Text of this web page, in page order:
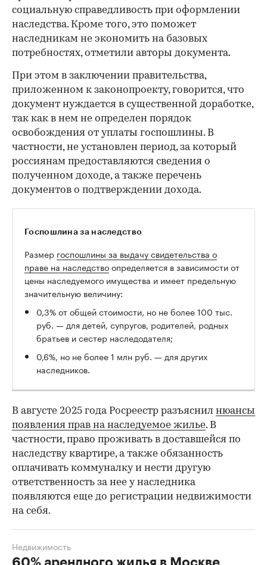
социальную справедливость при оформлении
наследства. Кроме того, это поможет
наследникам не экономить на базовых
потребностях, отметили авторы документа.
При этом в заключении правительства,
приложенном к законопроекту, говорится, что
документ нуждается в существенной доработке,
так как в нем не определен порядок
освобождения от уплаты госпошлины. В
частности, не установлен период, за который
россиянам предоставляются сведения о
полученном доходе, а также перечень
документов о подтверждении дохода.
Госпошлина за наследство
Размер госпошлины за выдачу свидетельства о
праве на наследствоопределяется в зависимости от
цены наследуемого имущества и имеет предельную
значительную величину:
0,3% от общей стоимости, но не более 100 тыс.
руб. — для детей, супругов, родителей, родных
братьев и сестер наследодателя;
0,6%, но не более 1 млн руб. — для других
наследников.
В августе 2025 года Росреестр разъяснил нюансы
появления прав на наследуемое жилье. В
частности, право проживать в доставшейся по
наследству квартире, а также обязанность
оплачивать коммуналку и нести другую
ответственность за нее у наследника
появляются еще до регистрации недвижимости
на себя.
60% арендного жилья в Москве
Недвижимость